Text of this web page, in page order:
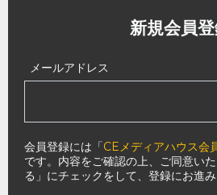
新規会員
メールアドレス
会員登録には「CEメディアハウス会
です。内容をご確認の上、ご同意い
る」にチェックをして、登録にお進み